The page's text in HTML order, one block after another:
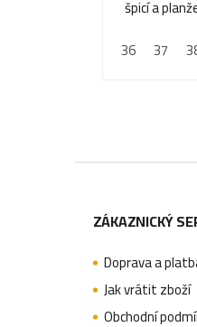
špicí a
36
37
ZÁKAZNICKÝ
Doprava a
Jak vrátit zboží
Obchodní